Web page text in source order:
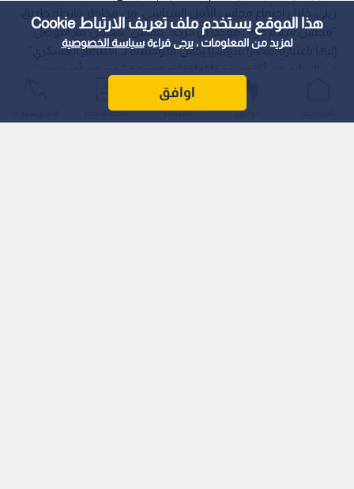
هذا الموقع يستخدم ملف تعريف الارتباط Cookie
لمزيد من المعلومات ، يرجى قراءةسياسة الخصوصية
اوافق
"مجلس سلام غزة"، مؤكدا أن حركة "حماس" تتعامل مع التوصل
إليها باعتباره انتصارا سياسيا يكمل ما وصفته بـ"الانتصار العسكري"
عواجل المباشر أحدث الأخبار